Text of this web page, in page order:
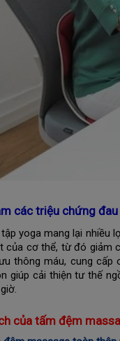
các triệu chứng
yoga mang lại nhiều
của cơ thể, từ đó giảm
thông máu, cung cấp
giúp cải thiện tư thế
của tấm đệm